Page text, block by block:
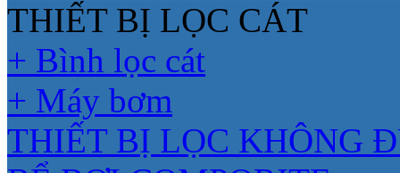
THIẾT BỊ LỌC CÁT
+ Bình lọc cát
+ Máy bơm
THIẾT BỊ LỌC KHÔNG